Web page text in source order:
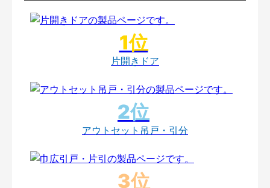
片開きドア
アウトセット吊戸・引分